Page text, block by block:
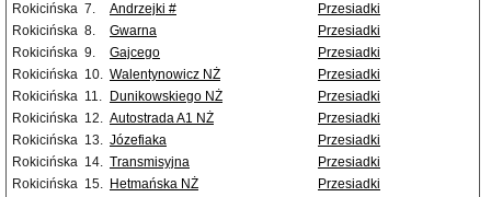
Rokicińska 7. Andrzejki #
Przesiadki
Rokicińska 8. Gwarna
Przesiadki
Rokicińska 9. Gajcego
Przesiadki
Rokicińska 10. Walentynowicz NŻ
Przesiadki
Rokicińska 11. Dunikowskiego NŻ
Przesiadki
Rokicińska 12. Autostrada A1 NŻ
Przesiadki
Rokicińska 13. Józefiaka
Przesiadki
Rokicińska 14. Transmisyjna
Przesiadki
Rokicińska 15. Hetmańska NŻ
Przesiadki